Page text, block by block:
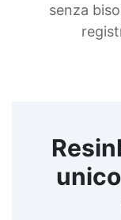
senza